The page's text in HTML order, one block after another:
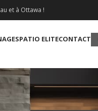
et à Ottawa !
PATIO ELITECONTACT